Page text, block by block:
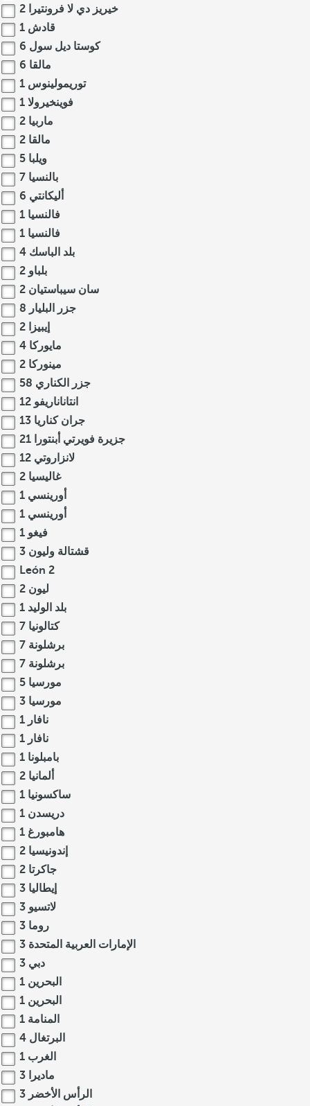
خيريز دي لا فرونتيرا 2
قادش 1
كوستا ديل سول 6
مالقا 6
توريمولينوس 1
فوينخيرولا 1
ماربيا 2
مالقا 2
ويلبا 5
بالنسيا 7
أليكانتي 6
فالنسيا 1
فالنسيا 1
بلد الباسك 4
بلباو 2
سان سيباستيان 2
جزر البليار 8
إيبيزا 2
مايوركا 4
مينوركا 2
جزر الكناري 58
انتاناناريفو 12
جران كناريا 13
جزيرة فويرتي أبنتورا 21
لانزاروتي 12
غاليسيا 2
أورينسي 1
أورينسي 1
فيغو 1
قشتالة وليون 3
León 2
ليون 2
بلد الوليد 1
كتالونيا 7
برشلونة 7
برشلونة 7
مورسيا 5
مورسيا 3
نافار 1
نافار 1
بامبلونا 1
ألمانيا 2
ساكسونيا 1
دريسدن 1
هامبورغ 1
إندونيسيا 2
جاكرتا 2
إيطاليا 3
لاتسيو 3
روما 3
الإمارات العربية المتحدة 3
دبي 3
البحرين 1
البحرين 1
المنامة 1
البرتغال 4
الغرب 1
ماديرا 3
الرأس الأخضر 3